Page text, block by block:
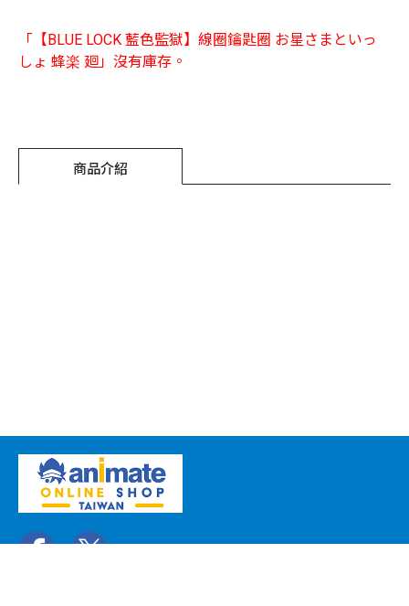
「【BLUE LOCK 藍色監獄】線圈鑰匙圈 お星さまといっ
しょ 蜂楽 廻」沒有庫存。
商品介紹